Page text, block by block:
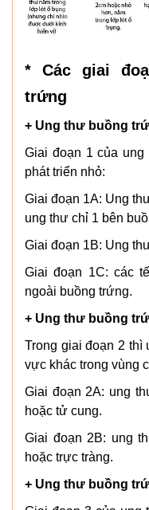
* Các giai
trứng
+ Ung thư buồng
Giai đoạn 1 của
phát triển nhỏ:
Giai đoạn 1A: Ung
ung thư chỉ 1 bên
Giai đoạn 1B: Ung
Giai đoạn 1C: các
ngoài buồng trứng.
+ Ung thư buồng
Trong giai đoạn 2 thì
vực khác trong vùng
Giai đoạn 2A: ung
hoặc tử cung.
Giai đoạn 2B: ung
hoặc trực tràng.
+ Ung thư buồng